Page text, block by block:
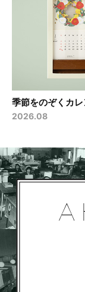
季節をのぞくカ
2026.08
A